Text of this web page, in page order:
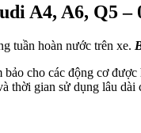
A4, A6, Q5 –
tuần hoàn nước trên xe.
bảo cho các động cơ
thời gian sử dụng lâu dài